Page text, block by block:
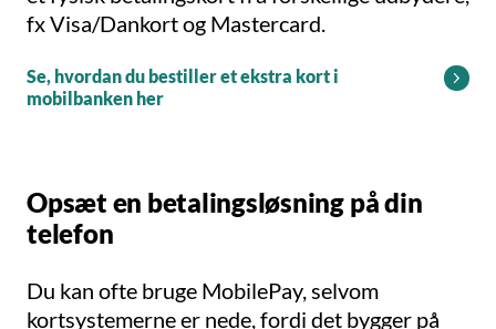
fx Visa/Dankort og Mastercard.
Se, hvordan du bestiller et ekstra kort i
mobilbanken her
Opsæt en betalingsløsning på din
telefon
Du kan ofte bruge MobilePay, selvom
kortsystemerne er nede, fordi det bygger på